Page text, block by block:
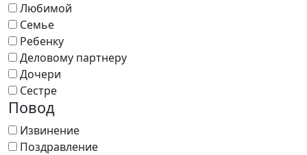
Любимой
Семье
Ребенку
Деловому партнеру
Дочери
Сестре
Повод
Извинение
Поздравление